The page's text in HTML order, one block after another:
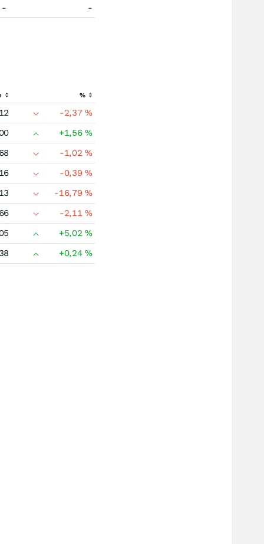
- -
%
-2,37%
+1,56%
-1,02%
-0,39%
-16,79%
-2,11%
+5,02%
+0,24%